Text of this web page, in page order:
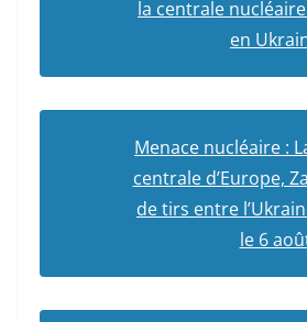
la centrale
en
Menace nucléaire :
centrale d’Europe,
de tirs entre
le 6